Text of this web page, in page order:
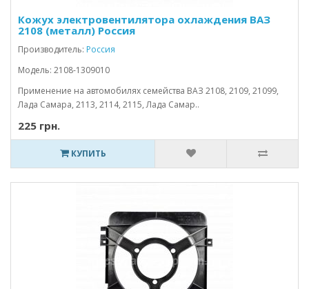
Кожух электровентилятора охлаждения ВАЗ
2108 (металл) Россия
Производитель: Россия
Модель: 2108-1309010
Применение на автомобилях семейства ВАЗ 2108, 2109, 21099,
Лада Самара, 2113, 2114, 2115, Лада Самар..
225 грн.
КУПИТЬ